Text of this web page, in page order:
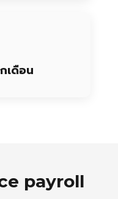
เดือน
payroll